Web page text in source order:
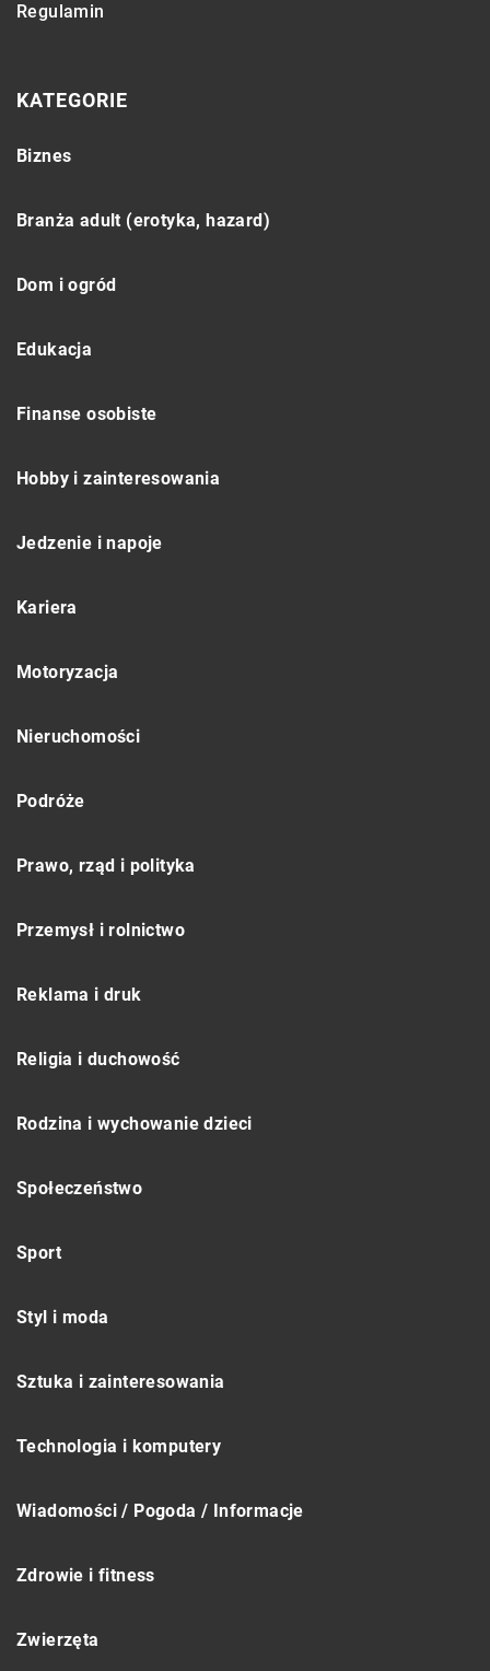
Regulamin
KATEGORIE
Biznes
Branża adult (erotyka, hazard)
Dom i ogród
Edukacja
Finanse osobiste
Hobby i zainteresowania
Jedzenie i napoje
Kariera
Motoryzacja
Nieruchomości
Podróże
Prawo, rząd i polityka
Przemysł i rolnictwo
Reklama i druk
Religia i duchowość
Rodzina i wychowanie dzieci
Społeczeństwo
Sport
Styl i moda
Sztuka i zainteresowania
Technologia i komputery
Wiadomości / Pogoda / Informacje
Zdrowie i fitness
Zwierzęta